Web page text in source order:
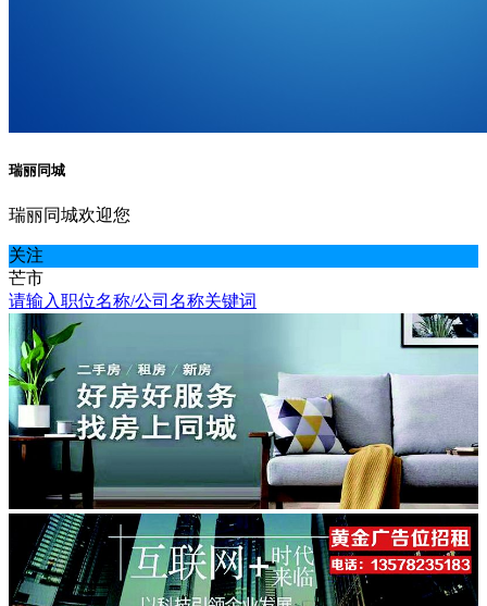
瑞丽同城
瑞丽同城欢迎您
关注
芒市
请输入职位名称/公司名称关键词